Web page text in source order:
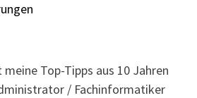
Top-Tipps aus 10 Jahren
/ Fachinformatiker